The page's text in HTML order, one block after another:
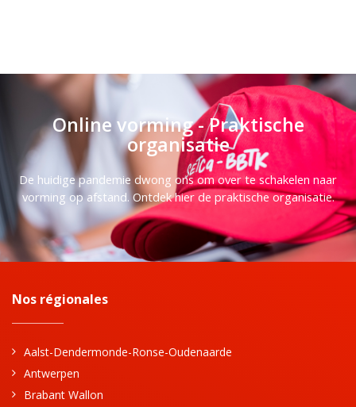
Online vorming - Praktische
organisatie
De huidige pandemie dwong ons om over te schakelen naar
vorming op afstand. Ontdek hier de praktische organisatie.
Nos régionales
Aalst-Dendermonde-Ronse-Oudenaarde
Antwerpen
Brabant Wallon